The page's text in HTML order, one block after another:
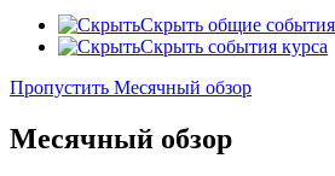
Скрыть общие события
Скрыть события курса
Пропустить Месячный обзор
Месячный обзор